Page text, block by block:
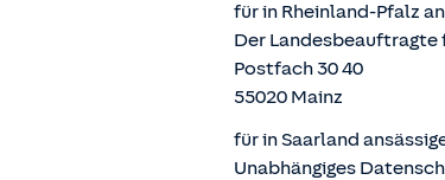
für in Rheinland-Pfalz
Der
Postfach 30 40
55020 Mainz
für in Saarland
Unabhängiges